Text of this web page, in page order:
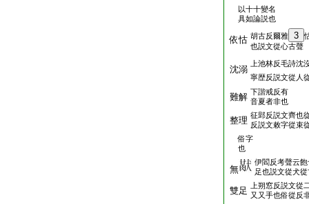
以十十變名
具如論説也
依怙 胡古反爾雅 3
也説文從心古聲
沈溺
上池林反毛詩沈
寧歴反説文從人
難解 下諧戒反有
音夏者非也
整理 征郢反説文齊也
反説文敕字從束
俗字
也
無
伊閻反考聲云
足也説文從犬
雙足
上朔窓反説文從
又又手也俗從反